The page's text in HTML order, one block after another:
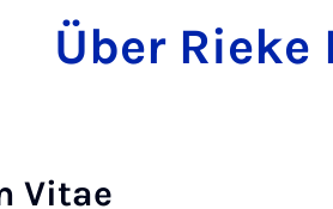
Über Rieke
Vitae